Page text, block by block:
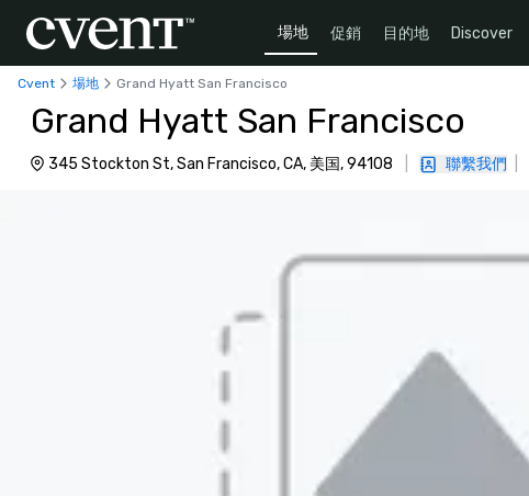
場地 促銷 目的地 Discover
Cvent 場地 Grand Hyatt San Francisco
Grand Hyatt San Francisco
345 Stockton St, San Francisco, CA, 美国, 94108 聯繫我們